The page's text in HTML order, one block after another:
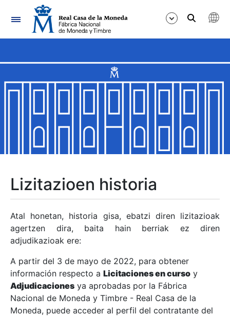
Nabigazioa
Erakutsi/Ezkutatu
Erakutsi/Ezkutatu
Erakutsi/Ezkutatu
Erakutsi/Ezkutatu
Erakutsi/Ezkutatu
Erakutsi/Ezkutatu
Erakutsi/Ezkutatu
Lizitazioen historia
Atal honetan, historia gisa, ebatzi diren lizitazioak
agertzen dira, baita hain berriak ez diren
adjudikazioak ere:
A partir del 3 de mayo de 2022, para obtener
información respecto a Licitaciones en curso y
Adjudicaciones ya aprobadas por la Fábrica
Nacional de Moneda y Timbre - Real Casa de la
Moneda, puede acceder al perfil del contratante del